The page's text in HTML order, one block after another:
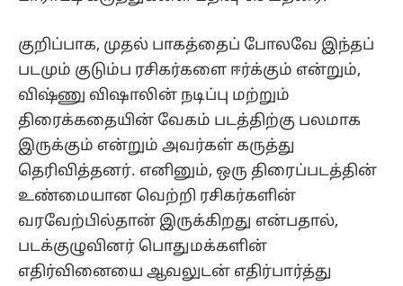
குறிப்பாக, முதல் பாகத்தைப் போலவே இந்தப்
படமும் குடும்ப ரசிகர்களை ஈர்க்கும் என்றும்,
விஷ்ணு விஷாலின் நடிப்பு மற்றும்
திரைக்கதையின் வேகம் படத்திற்கு பலமாக
இருக்கும் என்றும் அவர்கள் கருத்து
தெரிவித்தனர். எனினும், ஒரு திரைப்படத்தின்
உண்மையான வெற்றி ரசிகர்களின்
வரவேற்பில்தான் இருக்கிறது என்பதால்,
படக்குழுவினர் பொதுமக்களின்
எதிர்வினையை ஆவலுடன் எதிர்பார்த்து